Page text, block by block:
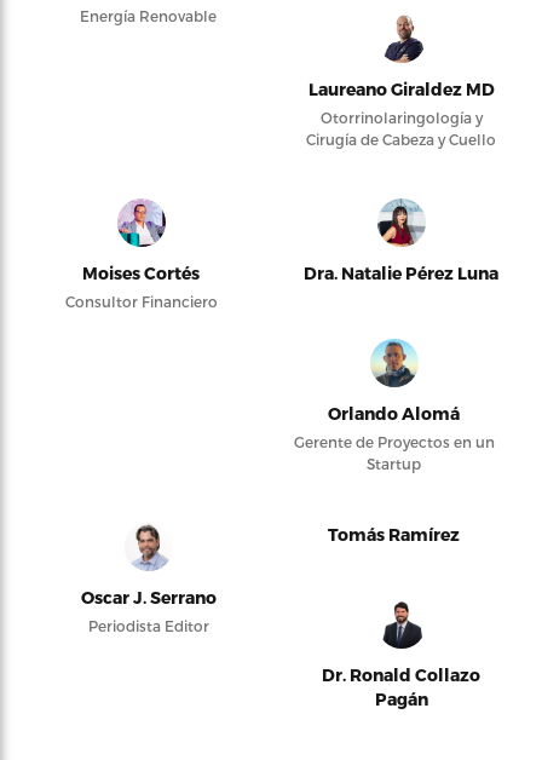
Energía Renovable
Laureano Giraldez MD
Otorrinolaringología y
Cirugía de Cabeza y Cuello
Moises Cortés
Consultor Financiero
Dra. Natalie Pérez Luna
Orlando Alomá
Gerente de Proyectos en un
Startup
Oscar J. Serrano
Periodista Editor
Tomás Ramírez
Dr. Ronald Collazo
Pagán